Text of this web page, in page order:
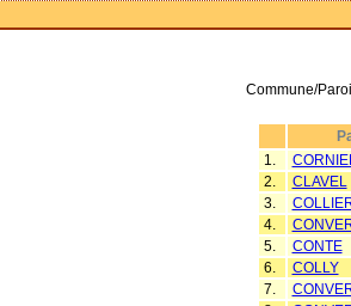
Commune/
1.
2.
CLAVEL
3.
4.
5.
CONTE
6.
COLLY
7.